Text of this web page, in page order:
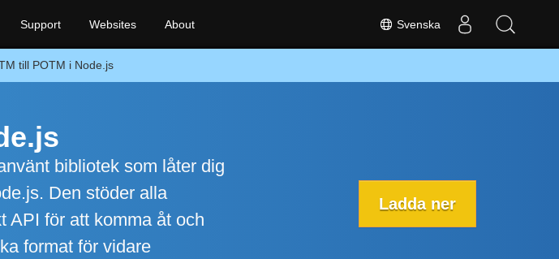
Svenska
Support Websites About
till POTM i Node.js
bibliotek som låter dig
Den stöder alla
API för att komma åt och
format för vidare
Ladda ner